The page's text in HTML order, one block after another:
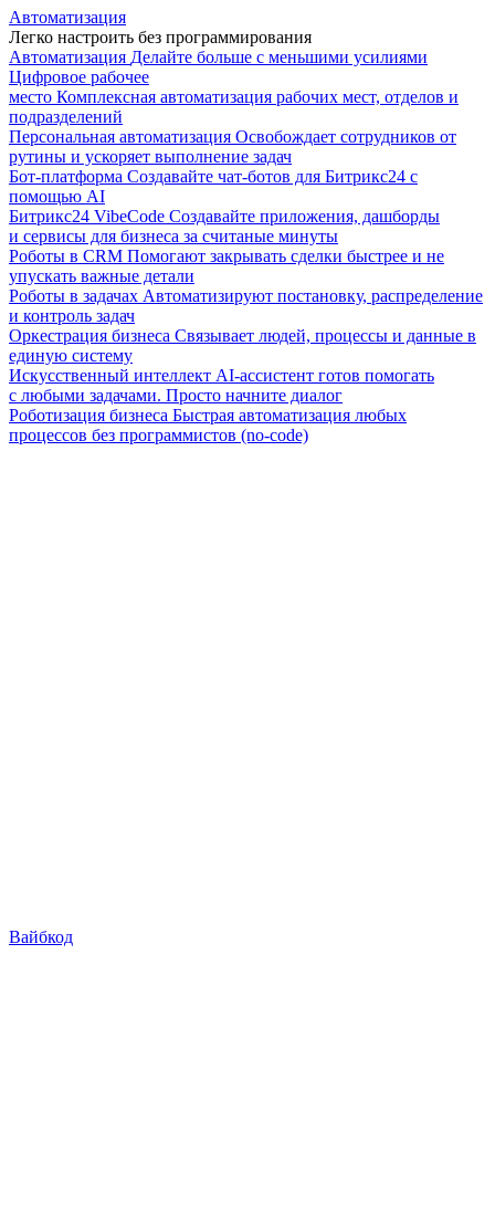
Автоматизация
Легко настроить без программирования
Автоматизация Делайте больше с меньшими усилиями
Цифровое рабочее
место Комплексная автоматизация рабочих мест, отделов и
подразделений
Персональная автоматизация Освобождает сотрудников от
рутины и ускоряет выполнение задач
Бот-платформа Создавайте чат-ботов для Битрикс24 с
помощью AI
Битрикс24 VibeCode Создавайте приложения, дашборды
и сервисы для бизнеса за считаные минуты
Роботы в CRM Помогают закрывать сделки быстрее и не
упускать важные детали
Роботы в задачах Автоматизируют постановку, распределение
и контроль задач
Оркестрация бизнеса Связывает людей, процессы и данные в
единую систему
Искусственный интеллект AI-ассистент готов помогать
с любыми задачами. Просто начните диалог
Роботизация бизнеса Быстрая автоматизация любых
процессов без программистов (no-code)
Вайбкод